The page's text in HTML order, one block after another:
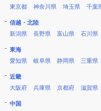
東京都
神奈川県 埼玉県 千葉
信越・北陸
新潟県
長野県 富山県 石川県
東海
愛知県
岐阜県 静岡県 三重県
近畿
大阪府
兵庫県 京都府 滋賀県
中国